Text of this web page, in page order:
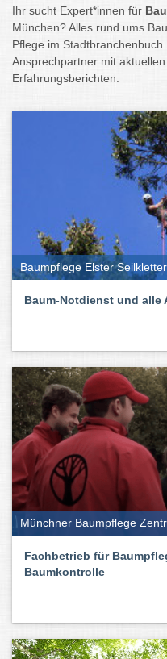
Ihr sucht Expert*innen für
München? Alles rund ums
Pflege im
Ansprechpartner mit
Erfahrungsberichten.
Baumpflege Elster
Baum-Notdienst und alle
Münchner Baumpflege
Fachbetrieb für
Baumkontrolle